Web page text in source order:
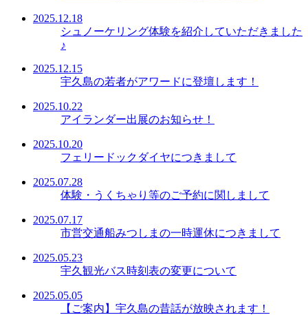
2025.12.18
シュノーケリング体験を紹介していただきました
♪
2025.12.15
宇久島の若者がアワードに登壇します！
2025.10.22
アイランダー出展のお知らせ！
2025.10.20
フェリードックダイヤにつきまして
2025.07.28
体験・うくちゃり等のご予約に関しまして
2025.07.17
市営交通船みつしまの一時運休につきまして
2025.05.23
宇久観光バス時刻表の変更について
2025.05.05
【ご案内】宇久島の昔話が放映されます！